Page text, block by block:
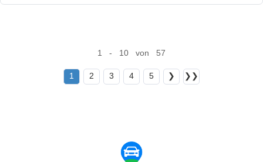
1 - 10 von 57
1 2 3 4 5 ❯ ❯❯